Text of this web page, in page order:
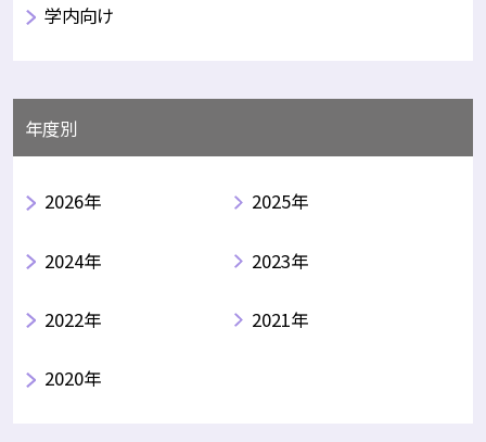
学内向け
年度別
2026年 2025年
2024年 2023年
2022年 2021年
2020年